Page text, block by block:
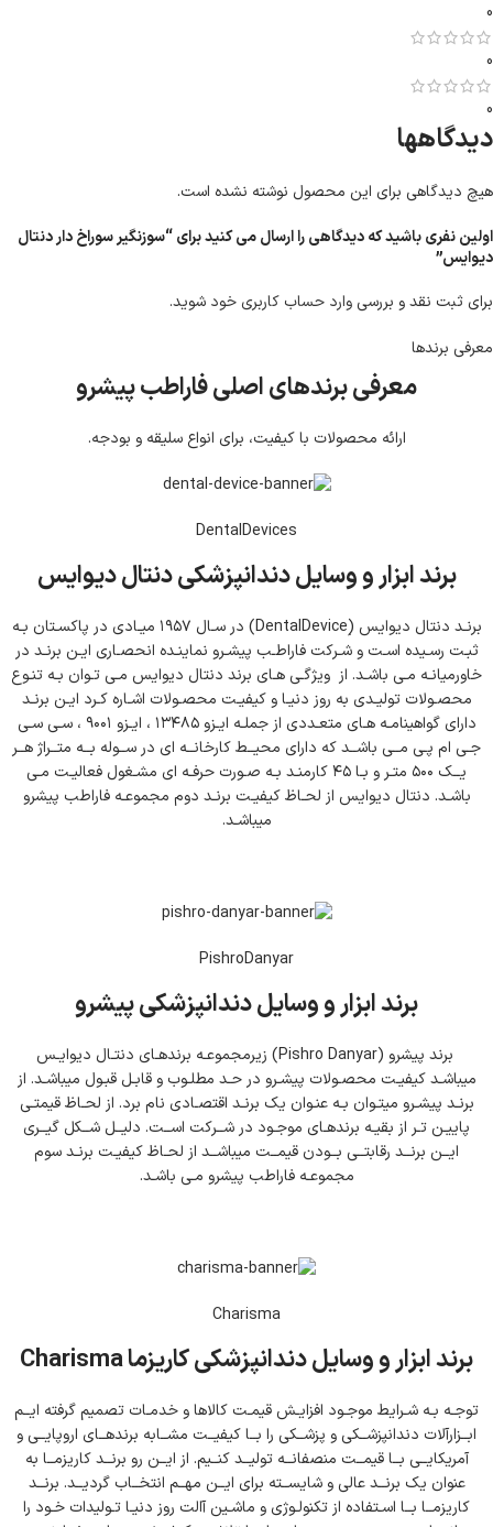
0
0
0
دیدگاهها
هیچ دیدگاهی برای این محصول نوشته نشده است.
اولین نفری باشید که دیدگاهی را ارسال می کنید برای “سوزنگیر سوراخ دار دنتال
دیوایس”
برای ثبت نقد و بررسی وارد حساب کاربری خود شوید.
معرفی برند‌ها
معرفی برندهای اصلی فاراطب پیشرو
ارائه محصولات با کیفیت، برای انواع سلیقه و بودجه.
DentalDevices
برند ابزار و وسایل دندانپزشکی دنتال دیوایس
برنـد دنتال دیوایس (ِDentalDevice) در سـال ۱۹۵۷ میـادی در پاکسـتان بـه
ثبـت رسـیده اسـت و شـرکت فاراطـب پیشـرو نماینـده انحصـاری ایـن برنـد در
خاورمیانـه مـی باشـد. از ویژگـی هـای برند دنتال دیوایس مـی تـوان بـه تنـوع
محصـولات تولیـدی به روز دنیـا و کیفیـت محصـولات اشـاره کـرد ایـن برنـد
دارای گواهینامـه هـای متعـددی از جملـه ایـزو ۱۳۴۸۵ ، ایـزو ۹۰۰۱ ، سـی سـی
جـی ام پـی مــی باشــد که دارای محیــط کارخانــه ای در ســوله بــه متــراژ هــر
یــک ۵۰۰ متـر و بـا ۴۵ کارمنـد بـه صـورت حرفـه ای مشـغول فعالیـت مـی
باشـد. دنتال دیوایس از لحـاظ کیفیـت برنـد دوم مجموعـه فاراطب پیشرو
میباشـد.
PishroDanyar
برند ابزار و وسایل دندانپزشکی پیشرو
برند پیشرو (Pishro Danyar) زیرمجموعـه برندهـای دنتـال دیوایـس
میباشـد کیفیـت محصـولات پیشـرو در حـد مطلـوب و قابـل قبـول میباشـد. از
برنـد پیشـرو میتـوان بـه عنـوان یک برنـد اقتصـادی نام برد. از لحـاظ قیمتـی
پاییـن تـر از بقیـه برندهـای موجـود در شــرکت اســت. دلیــل شــکل گیــری
ایــن برنــد رقابتــی بــودن قیمــت میباشــد از لحـاظ کیفیـت برنـد سوم
مجموعـه فاراطب پیشرو مـی باشـد.
Charisma
برند ابزار و وسایل دندانپزشکی کاریزما Charisma
توجـه بـه شـرایط موجـود افزایـش قیمـت کالاها و خدمـات تصمیم گرفته ایــم
ابــزارآلات دندانپزشــکی و پزشــکی را بــا کیفیــت مشــابه برندهــای اروپایــی و
آمریکایــی بــا قیمــت منصفانــه تولیــد کنــیم. از ایــن رو برنــد کاریزمــا به
عنوان یک برنــد عالی و شایســته برای ایــن مهــم انتخــاب گردیــد. برنــد
کاریزمــا بــا اسـتفاده از تکنولـوژی و ماشـین آالت روز دنیـا تـولیدات خـود را